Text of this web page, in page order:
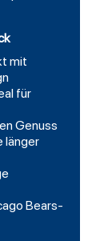
mit
für
Genuss
länger
Bears-